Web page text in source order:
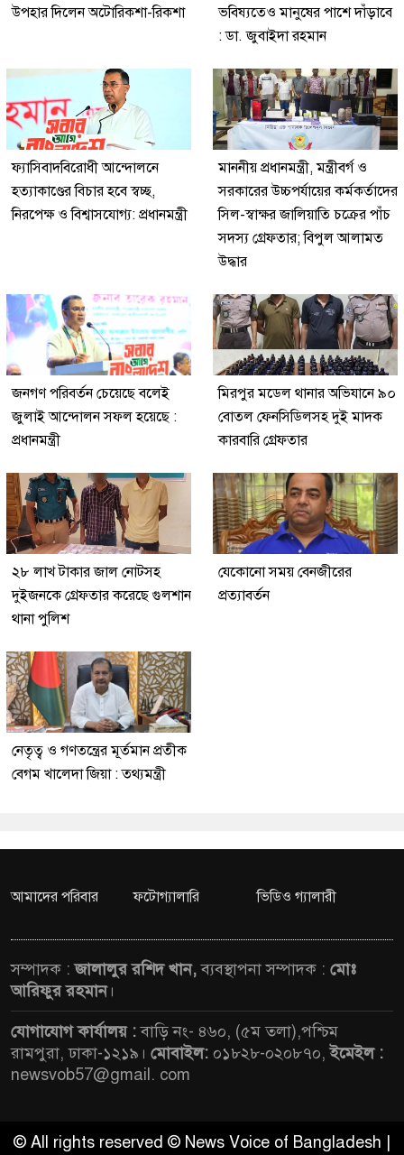
উপহার দিলেন অটোরিকশা-রিকশা
ভবিষ্যতেও মানুষের পাশে দাঁড়াবে
: ডা. জুবাইদা রহমান
ফ্যাসিবাদবিরোধী আন্দোলনে
হত্যাকাণ্ডের বিচার হবে স্বচ্ছ,
নিরপেক্ষ ও বিশ্বাসযোগ্য: প্রধানমন্ত্রী
মাননীয় প্রধানমন্ত্রী, মন্ত্রীবর্গ ও
সরকারের উচ্চপর্যায়ের কর্মকর্তাদের
সিল-স্বাক্ষর জালিয়াতি চক্রের পাঁচ
সদস্য গ্রেফতার; বিপুল আলামত
উদ্ধার
জনগণ পরিবর্তন চেয়েছে বলেই
জুলাই আন্দোলন সফল হয়েছে :
প্রধানমন্ত্রী
মিরপুর মডেল থানার অভিযানে ৯০
বোতল ফেনসিডিলসহ দুই মাদক
কারবারি গ্রেফতার
২৮ লাখ টাকার জাল নোটসহ
দুইজনকে গ্রেফতার করেছে গুলশান
থানা পুলিশ
যেকোনো সময় বেনজীরের
প্রত্যাবর্তন
নেতৃত্ব ও গণতন্ত্রের মূর্তমান প্রতীক
বেগম খালেদা জিয়া : তথ্যমন্ত্রী
আমাদের পরিবার ফটোগ্যালারি ভিডিও গ্যালারী
সম্পাদক :জালালুর রশিদ খান,ব্যবস্থাপনা সম্পাদক : মোঃ
আরিফুর রহমান।
যোগাযোগ কার্যালয় :বাড়ি নং- ৪৬০, (৫ম তলা),পশ্চিম
রামপুরা, ঢাকা-১২১৯। মোবাইল: ০১৮২৮-০২০৮৭০,ইমেইল :
newsvob57@gmail. com
© All rights reserved © News Voice of Bangladesh |